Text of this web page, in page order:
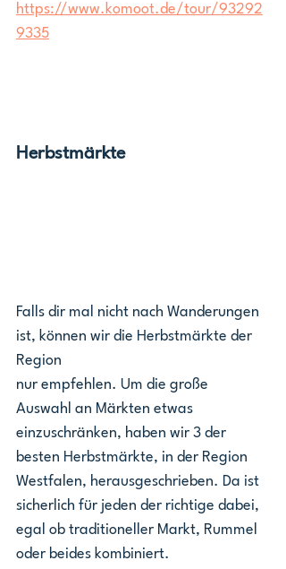
https://www.komoot.de/tour/93292
9335
Herbstmärkte
Falls dir mal nicht nach Wanderungen
ist, können wir die Herbstmärkte der
Region
nur empfehlen. Um die große
Auswahl an Märkten etwas
einzuschränken, haben wir 3 der
besten Herbstmärkte, in der Region
Westfalen, herausgeschrieben. Da ist
sicherlich für jeden der richtige dabei,
egal ob traditioneller Markt, Rummel
oder beides kombiniert.